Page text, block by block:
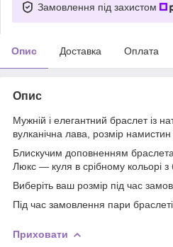
Замовлення під захистом
Опис Доставка Оплата
Опис
Мужній і елегантний браслет із
вулканічна лава, розмір
Блискучим доповненням
Люкс — куля в срібному кольорі з
Виберіть ваш розмір під час
Під час замовлення пари
Приховати